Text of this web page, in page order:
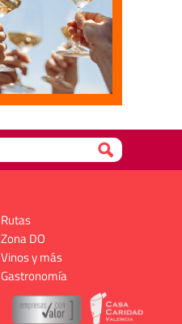
Rutas
Zona DO
Vinos y más
Gastronomía